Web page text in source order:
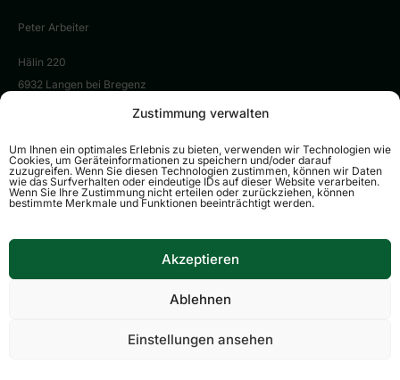
Zustimmung verwalten
Um Ihnen ein optimales Erlebnis zu bieten, verwenden wir Technologien wie
Cookies, um Geräteinformationen zu speichern und/oder darauf
zuzugreifen. Wenn Sie diesen Technologien zustimmen, können wir Daten
wie das Surfverhalten oder eindeutige IDs auf dieser Website verarbeiten.
Wenn Sie Ihre Zustimmung nicht erteilen oder zurückziehen, können
bestimmte Merkmale und Funktionen beeinträchtigt werden.
Akzeptieren
Ablehnen
Einstellungen ansehen
Peter Arbeiter
Hälin 220
6932 Langen bei Bregenz
Tel:
+43 664 43 45 777
E-Mail:p.arbeiter@arpe-tec.com
Datenschutz|AGB|Impressum